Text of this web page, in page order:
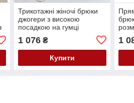
Трикотажні жіночі брюки
джогери з високою
посадкою на гумці
повсякденні штани 48-66
1 076₴
Купити
1